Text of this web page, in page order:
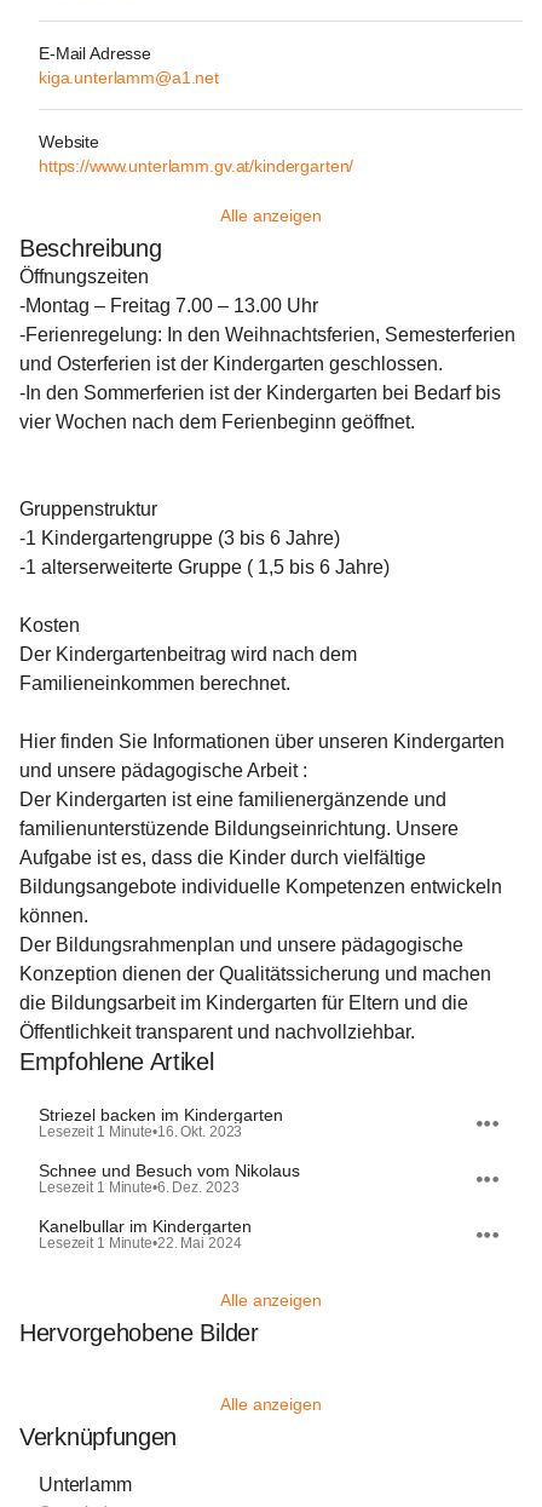
E-Mail Adresse
kiga.unterlamm@a1.net
Website
https://www.unterlamm.gv.at/kindergarten/
Alle anzeigen
Beschreibung
Öffnungszeiten
-Montag – Freitag 7.00 – 13.00 Uhr
-Ferienregelung: In den Weihnachtsferien, Semesterferien
und Osterferien ist der Kindergarten geschlossen.
-In den Sommerferien ist der Kindergarten bei Bedarf bis
vier Wochen nach dem Ferienbeginn geöffnet.
Gruppenstruktur
-1 Kindergartengruppe (3 bis 6 Jahre)
-1 alterserweiterte Gruppe ( 1,5 bis 6 Jahre)
Kosten
Der Kindergartenbeitrag wird nach dem
Familieneinkommen berechnet.
Hier finden Sie Informationen über unseren Kindergarten
und unsere pädagogische Arbeit :
Der Kindergarten ist eine familienergänzende und
familienunterstüzende Bildungseinrichtung. Unsere
Aufgabe ist es, dass die Kinder durch vielfältige
Bildungsangebote individuelle Kompetenzen entwickeln
können.
Der Bildungsrahmenplan und unsere pädagogische
Konzeption dienen der Qualitätssicherung und machen
die Bildungsarbeit im Kindergarten für Eltern und die
Öffentlichkeit transparent und nachvollziehbar.
Empfohlene Artikel
Striezel backen im Kindergarten
Lesezeit 1 Minute•16. Okt. 2023
Schnee und Besuch vom Nikolaus
Lesezeit 1 Minute•6. Dez. 2023
Kanelbullar im Kindergarten
Lesezeit 1 Minute•22. Mai 2024
Alle anzeigen
Hervorgehobene Bilder
Alle anzeigen
Verknüpfungen
Unterlamm